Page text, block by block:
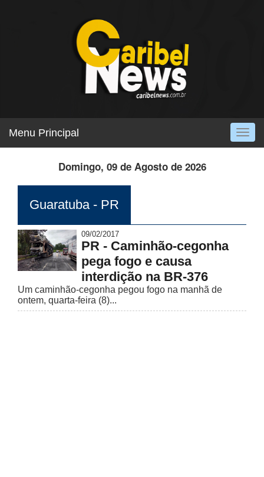
Menu Principal
Domingo, 09 de Agosto de 2026
Guaratuba - PR
09/02/2017
PR - Caminhão-cegonha
pega fogo e causa
interdição na BR-376
Um caminhão-cegonha pegou fogo na manhã de
ontem, quarta-feira (8)...